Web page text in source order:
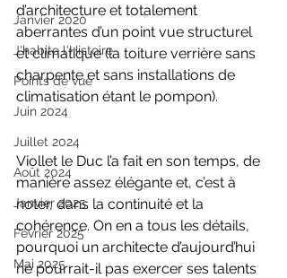
Janvier 2020
J'habite l'Histoire
Points de vue
Juin 2024
Juillet 2024
Août 2024
Janvier 2025
Février 2025
Mai 2025
d’architecture et totalement
aberrantes d’un point vue structurel
et climatique (la toiture verrière sans
charpente et sans installations de
climatisation étant le pompon).
Viollet le Duc l’a fait en son temps, de
manière assez élégante et, c’est à
noter, dans la continuité et la
cohérence. On en a tous les détails,
pourquoi un architecte d’aujourd’hui
ne pourrait-il pas exercer ses talents